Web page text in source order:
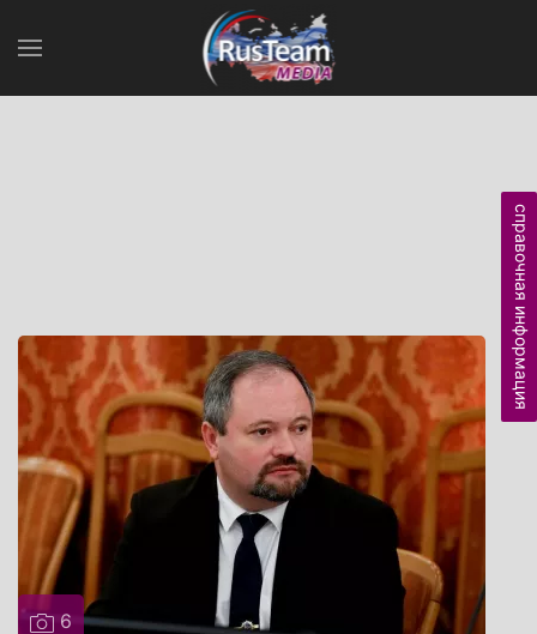
6
справочная информация